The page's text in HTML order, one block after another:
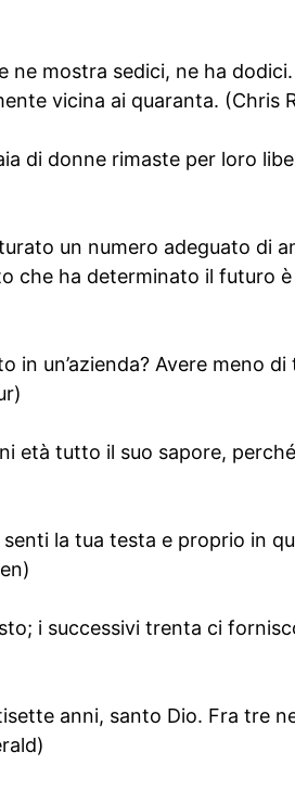
ne mostra sedici, ne ha
vicina ai quaranta. (Chris
di donne rimaste per loro
un numero adeguato di
che ha determinato il futuro
in un’azienda? Avere meno
età tutto il suo sapore,
la tua testa e proprio in
i successivi trenta ci
anni, santo Dio. Fra tre